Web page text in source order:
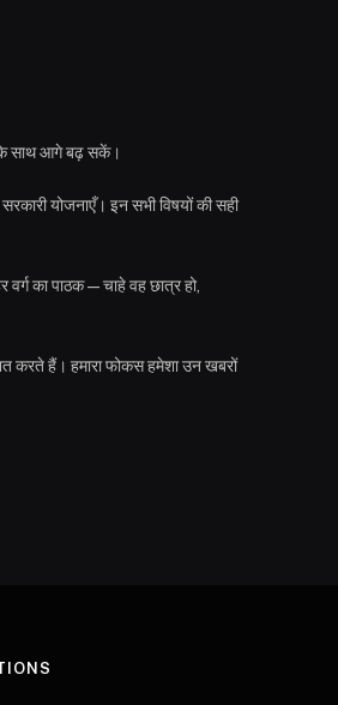
के साथ आगे बढ़ सकें।
योजनाएँ। इन सभी विषयों की सही
का पाठक—चाहे वह छात्र हो,
करते हैं। हमारा फोकस हमेशा उन खबरों